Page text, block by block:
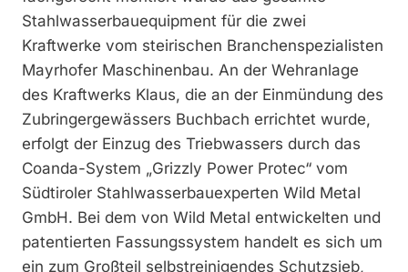
Stahlwasserbauequipment für die zwei
Kraftwerke vom steirischen Branchenspezialisten
Mayrhofer Maschinenbau. An der Wehranlage
des Kraftwerks Klaus, die an der Einmündung des
Zubringergewässers Buchbach errichtet wurde,
erfolgt der Einzug des Triebwassers durch das
Coanda-System „Grizzly Power Protec“ vom
Südtiroler Stahlwasserbauexperten Wild Metal
GmbH. Bei dem von Wild Metal entwickelten und
patentierten Fassungssystem handelt es sich um
ein zum Großteil selbstreinigendes Schutzsieb,